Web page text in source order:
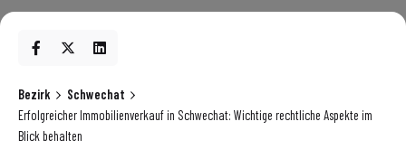
Bezirk
Schwechat
Erfolgreicher Immobilienverkauf in Schwechat: Wichtige rechtliche Aspekte im
Blick behalten